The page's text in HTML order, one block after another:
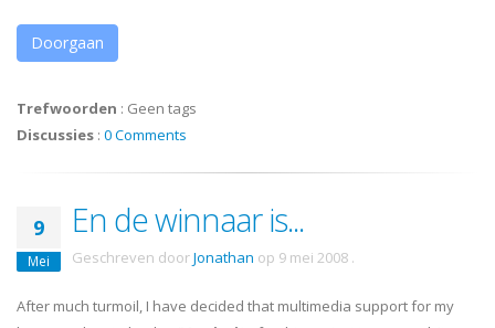
Doorgaan
Trefwoorden : Geen tags
Discussies : 0 Comments
9
Mei
En de winnaar is...
Geschreven doorJonathan op 9 mei 2008 .
After much turmoil, I have decided that multimedia support for my